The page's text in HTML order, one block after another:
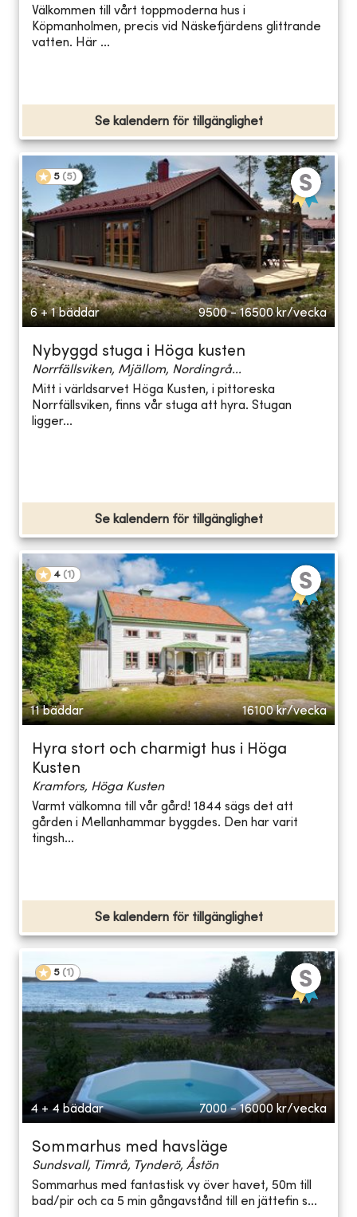
Välkommen till vårt toppmoderna hus i
Köpmanholmen, precis vid Näskefjärdens glittrande
vatten. Här ...
Se kalendern för tillgänglighet
5 (5)
6 + 1 bäddar 9500 - 16500 kr/vecka
Nybyggd stuga i Höga kusten
Norrfällsviken, Mjällom, Nordingrå...
Mitt i världsarvet Höga Kusten, i pittoreska
Norrfällsviken, finns vår stuga att hyra. Stugan
ligger...
Se kalendern för tillgänglighet
4 (1 )
11 bäddar 16100 kr/vecka
Hyra stort och charmigt hus i Höga
Kusten
Kramfors, Höga Kusten
Varmt välkomna till vår gård! 1844 sägs det att
gården i Mellanhammar byggdes. Den har varit
tingsh...
Se kalendern för tillgänglighet
5 (1 )
4 + 4 bäddar 7000 - 16000 kr/vecka
Sommarhus med havsläge
Sundsvall, Timrå, Tynderö, Åstön
Sommarhus med fantastisk vy över havet, 50m till
bad/pir och ca 5 min gångavstånd till en jättefin s...